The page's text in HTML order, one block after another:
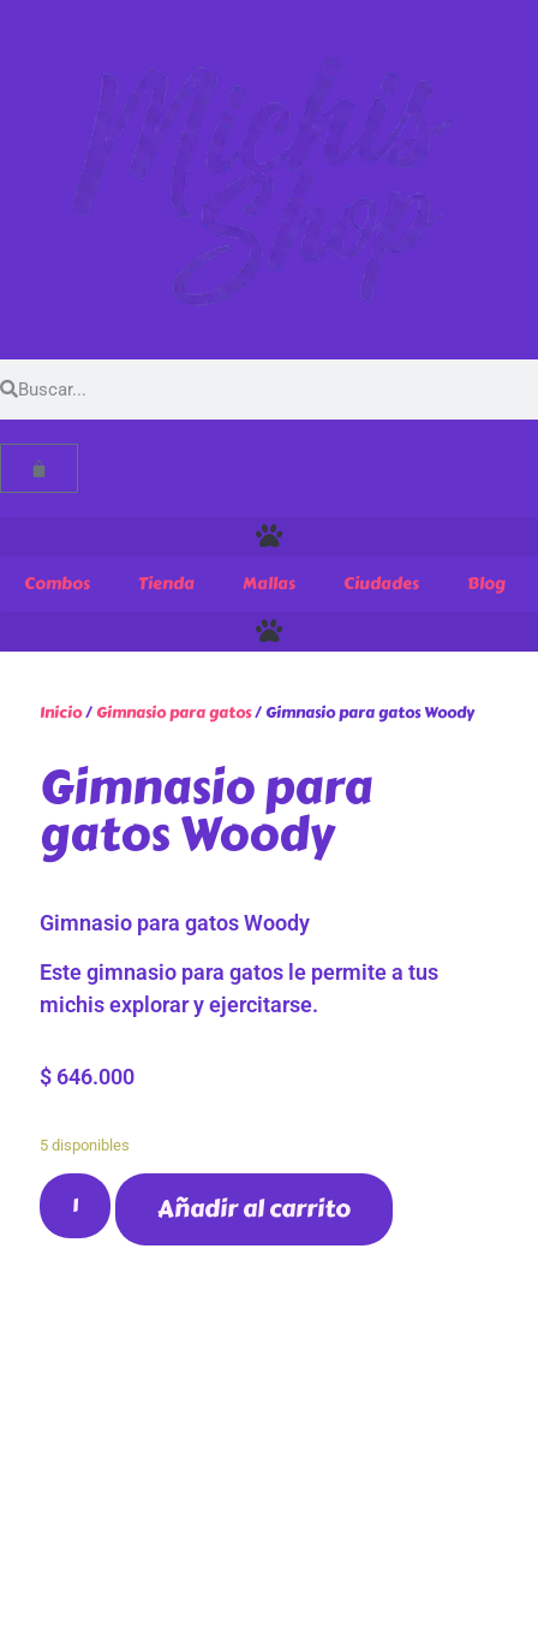
Combos Tienda Mallas Ciudades Blog
Inicio/Gimnasio para gatos/ Gimnasio para gatos Woody
Gimnasio para
gatos Woody
Gimnasio para gatos Woody
Este gimnasio para gatos le permite a tus
michis explorar y ejercitarse.
$ 646.000
5 disponibles
Añadir al carrito